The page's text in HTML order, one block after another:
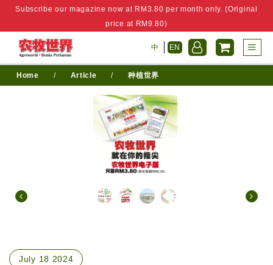
Subscribe our magazine now at RM3.80 per month only. (Original
price at RM9.80)
中 EN
Home / Article / 种植世界
July 18 2024